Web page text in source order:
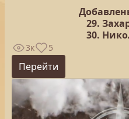
29.
30.
3к 5
Перейти